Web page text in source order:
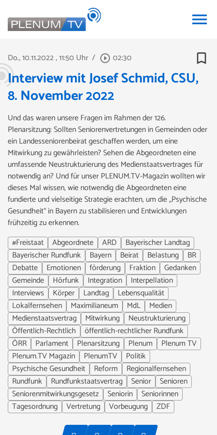
menu
Do., 10.11.2022, 11:50 Uhr / play_circle_outline 02:30 bookmark_border
Interview mit Josef Schmid, CSU,
8. November 2022
Und das waren unsere Fragen im Rahmen der 126.
Plenarsitzung: Sollten Seniorenvertretungen in Gemeinden oder
ein Landesseniorenbeirat geschaffen werden, um eine
Mitwirkung zu gewährleisten? Sehen die Abgeordneten eine
umfassende Neustrukturierung des Medienstaatsvertrages für
notwendig an? Und für unser PLENUM.TV-Magazin wollten wir
dieses Mal wissen, wie notwendig die Abgeordneten eine
fundierte und vielseitige Strategie erachten, um die „Psychische
Gesundheit“ in Bayern zu stabilisieren und Entwicklungen
frühzeitig zu erkennen.
#Freistaat
Abgeordnete ARD
Bayerischer Landtag
Bayerischer Rundfunk
Bayern Beirat Belastung
BR
Debatte
Emotionen förderung Fraktion
Gedanken
Gemeinde
Hörfunk Integration
Interpellation
Interviews
Körper Landtag
Lebensqualität
Lokalfernsehen
Maximilianeum MdL
Medien
Medienstaatsvertrag
Mitwirkung
Neustrukturierung
Öffentlich-Rechtlich
öffentlich-rechtlicher Rundfunk
ÖRR
Parlament Plenarsitzung Plenum
Plenum TV
Plenum.TV Magazin
PlenumTV
Politik
Psychische Gesundheit
Reform
Regionalfernsehen
Rundfunk
Rundfunkstaatsvertrag Senior
Senioren
Seniorenmitwirkungsgesetz
Seniorin
Seniorinnen
Tagesordnung
Vertretung Vorbeugung ZDF